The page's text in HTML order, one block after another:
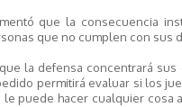
que la consecuencia
que no cumplen con sus
la defensa concentrará
permitirá evaluar si los
puede hacer cualquier cosa